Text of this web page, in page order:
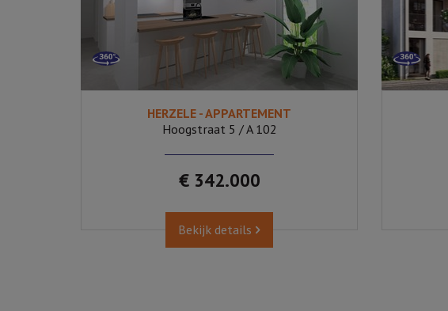
2 Ja
HERZELE - APPARTEMENT
Hoogstraat 5 / A 102
€ 342.000
Bekijk details